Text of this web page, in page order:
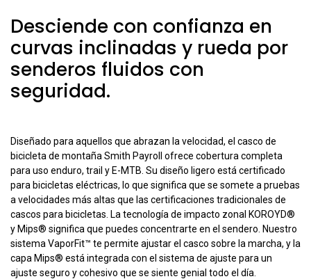
Desciende con confianza en
curvas inclinadas y rueda por
senderos fluidos con
seguridad.
Diseñado para aquellos que abrazan la velocidad, el casco de
bicicleta de montaña Smith Payroll ofrece cobertura completa
para uso enduro, trail y E-MTB. Su diseño ligero está certificado
para bicicletas eléctricas, lo que significa que se somete a pruebas
a velocidades más altas que las certificaciones tradicionales de
cascos para bicicletas. La tecnología de impacto zonal KOROYD®
y Mips® significa que puedes concentrarte en el sendero. Nuestro
sistema VaporFit™ te permite ajustar el casco sobre la marcha, y la
capa Mips® está integrada con el sistema de ajuste para un
ajuste seguro y cohesivo que se siente genial todo el día.